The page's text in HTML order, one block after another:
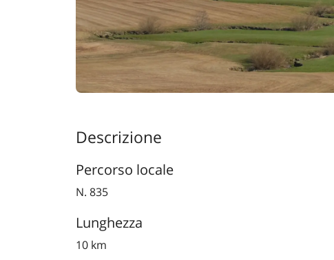
Descrizione
Percorso locale
N. 835
Lunghezza
10 km